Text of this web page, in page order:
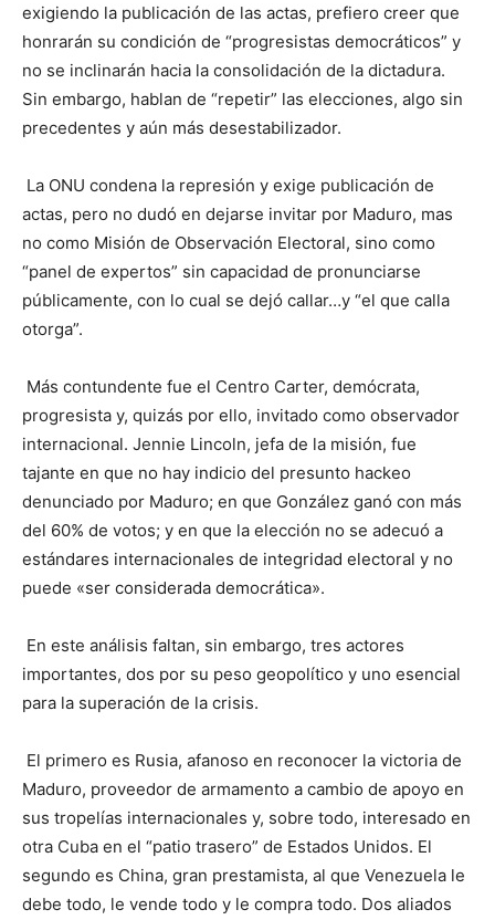
exigiendo la publicación de las actas, prefiero creer que
honrarán su condición de “progresistas democráticos” y
no se inclinarán hacia la consolidación de la dictadura.
Sin embargo, hablan de “repetir” las elecciones, algo sin
precedentes y aún más desestabilizador.
La ONU condena la represión y exige publicación de
actas, pero no dudó en dejarse invitar por Maduro, mas
no como Misión de Observación Electoral, sino como
“panel de expertos” sin capacidad de pronunciarse
públicamente, con lo cual se dejó callar…y “el que calla
otorga”.
Más contundente fue el Centro Carter, demócrata,
progresista y, quizás por ello, invitado como observador
internacional. Jennie Lincoln, jefa de la misión, fue
tajante en que no hay indicio del presunto hackeo
denunciado por Maduro; en que González ganó con más
del 60% de votos; y en que la elección no se adecuó a
estándares internacionales de integridad electoral y no
puede «ser considerada democrática».
En este análisis faltan, sin embargo, tres actores
importantes, dos por su peso geopolítico y uno esencial
para la superación de la crisis.
El primero es Rusia, afanoso en reconocer la victoria de
Maduro, proveedor de armamento a cambio de apoyo en
sus tropelías internacionales y, sobre todo, interesado en
otra Cuba en el “patio trasero” de Estados Unidos. El
segundo es China, gran prestamista, al que Venezuela le
debe todo, le vende todo y le compra todo. Dos aliados